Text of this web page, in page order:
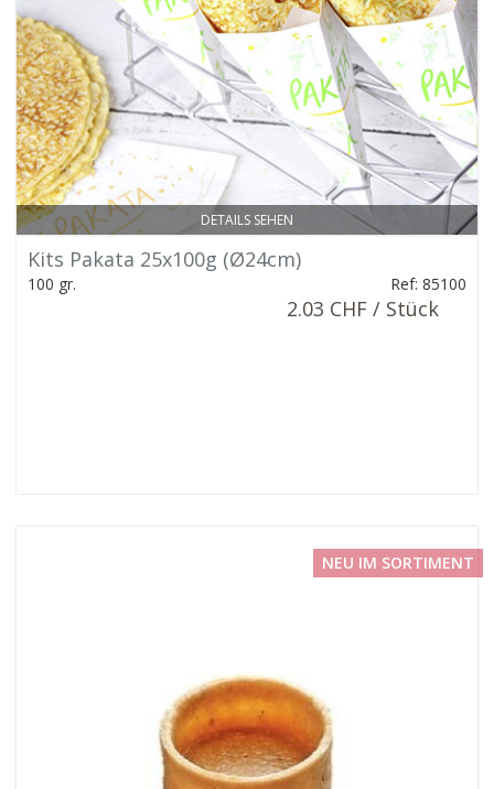
DETAILS SEHEN
Kits Pakata 25x100g (Ø24cm)
100 gr. Ref: 85100
2.03 CHF / Stück
NEU IM SORTIMENT